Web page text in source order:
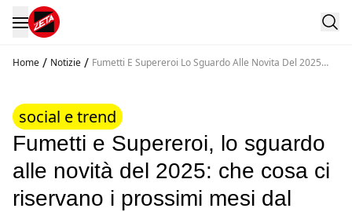
Home / Notizie / Fumetti E Supereroi Lo Sguardo Alle Novita Del 2025
social e trend
Fumetti e Supereroi, lo sguardo
alle novità del 2025: che cosa ci
riservano i prossimi mesi dal